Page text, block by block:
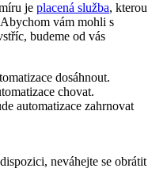
je placená služba, kterou
vám mohli s
budeme od vás
dosáhnout.
chovat.
automatizace zahrnovat
neváhejte se obrátit